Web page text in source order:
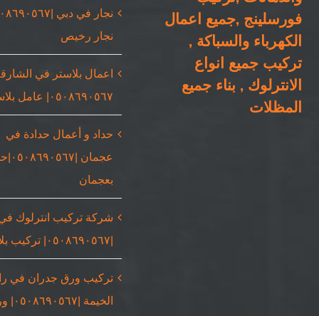
فورسلينج ,جميع اعمال
الكهرباء والسباكة ,
تركيب جميع انواع
الانترلوك , بناء جميع
المظلات
نجار رخيص
اعمال بلاستر في
٠٥٠٨٦٩٠٥٦٧| عامل بلاستر
حداد و أعمال حدادة في
عجمان
بعجمان
شركة تركيب انترلوك
|٠٥٠٨٦٩٠٥٦٧| تركيب بلاط
تركيب ورق جدران في
الخيمة